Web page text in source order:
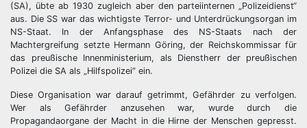
(SA), übte ab 1930 zugleich aber den parteiinternen „Polizeidienst“
aus. Die SS war das wichtigste Terror- und Unterdrückungsorgan im
NS-Staat. In der Anfangsphase des NS-Staats nach der
Machtergreifung setzte Hermann Göring, der Reichskommissar für
das preußische Innenministerium, als Dienstherr der preußischen
Polizei die SA als „Hilfspolizei“ ein.
Diese Organisation war darauf getrimmt, Gefährder zu verfolgen.
Wer als Gefährder anzusehen war, wurde durch die
Propagandaorgane der Macht in die Hirne der Menschen gepresst.